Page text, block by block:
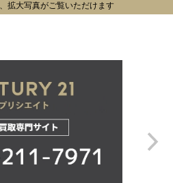
拡大写真がご覧いただけます